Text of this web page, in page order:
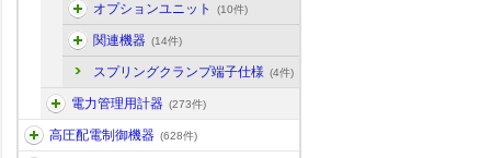
オプションユニット (10件)
関連機器 (14件)
スプリングクランプ端子仕様 (4件)
電力管理用計器 (273件)
高圧配電制御機器 (628件)